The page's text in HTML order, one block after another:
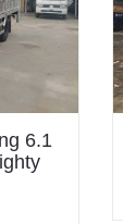
6.1